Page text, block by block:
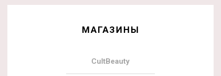
МАГАЗИНЫ
CultBeauty